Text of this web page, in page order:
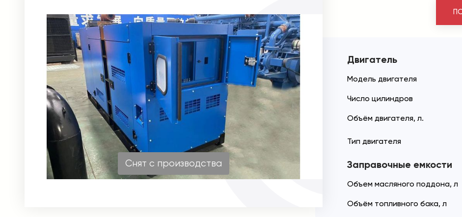
Снят с производства
Двигатель
Модель двигателя
Число цилиндров
Объём двигателя, л.
Тип двигателя
Заправочные емкости
Объем масляного поддона, л
Объём топливного бака, л